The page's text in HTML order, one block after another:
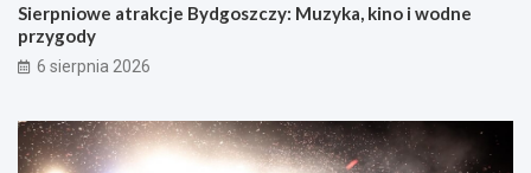
Sierpniowe atrakcje Bydgoszczy: Muzyka, kino i wodne
przygody
6 sierpnia 2026